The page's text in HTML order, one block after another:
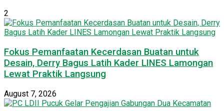
2
Fokus Pemanfaatan Kecerdasan Buatan untuk
Desain, Derry Bagus Latih Kader LINES Lamongan
Lewat Praktik Langsung
August 7, 2026